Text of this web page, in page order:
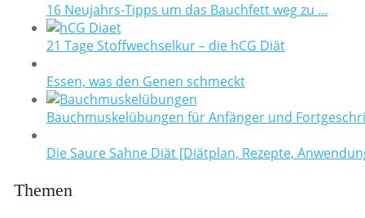
16 Neujahrs-Tipps um das Bauchfett weg zu …
21 Tage Stoffwechselkur – die hCG Diät
Essen, was den Genen schmeckt
Bauchmuskelübungen für Anfänger und
Die Saure Sahne Diät [Diätplan, Rezepte,
Themen